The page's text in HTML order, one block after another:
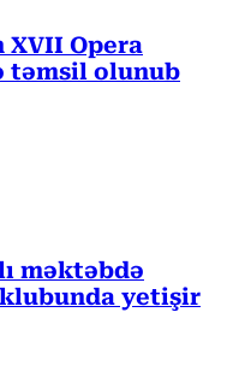
XVII Opera
təmsil olunub
məktəbdə
yetişir